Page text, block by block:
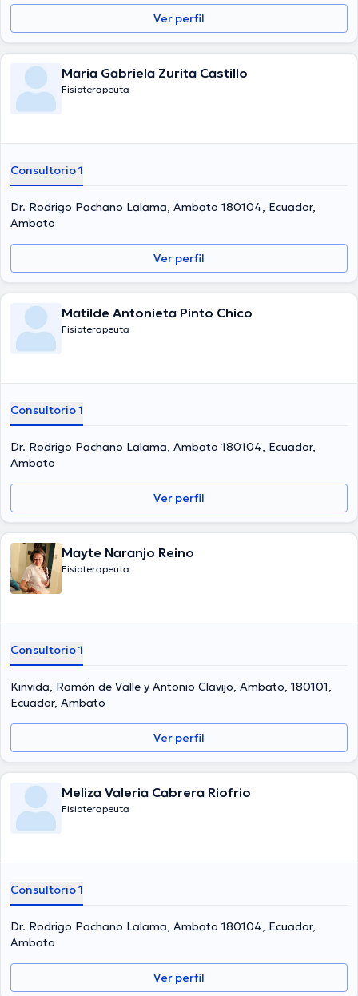
Ver perfil
Maria Gabriela Zurita Castillo
Fisioterapeuta
Consultorio 1
Dr. Rodrigo Pachano Lalama, Ambato 180104, Ecuador,
Ambato
Ver perfil
Matilde Antonieta Pinto Chico
Fisioterapeuta
Consultorio 1
Dr. Rodrigo Pachano Lalama, Ambato 180104, Ecuador,
Ambato
Ver perfil
Mayte Naranjo Reino
Fisioterapeuta
Consultorio 1
Kinvida, Ramón de Valle y Antonio Clavijo, Ambato, 180101,
Ecuador, Ambato
Ver perfil
Meliza Valeria Cabrera Riofrio
Fisioterapeuta
Consultorio 1
Dr. Rodrigo Pachano Lalama, Ambato 180104, Ecuador,
Ambato
Ver perfil